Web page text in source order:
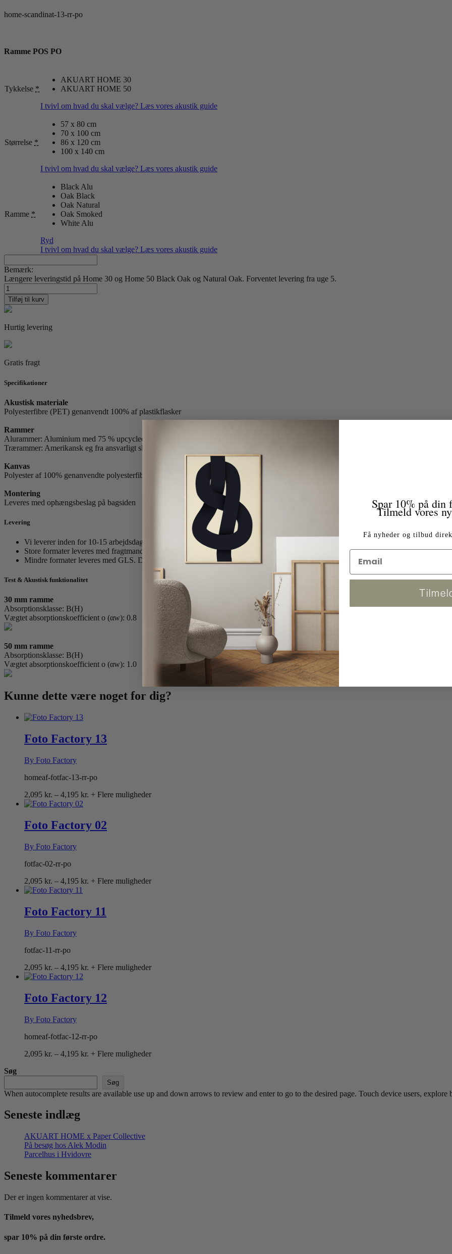
home-scandinat-13-rr-po
Ramme POS PO
Tykkelse *
AKUART HOME 30
AKUART HOME 50
I tvivl om hvad du skal vælge? Læs vores akustik guide
Størrelse *
57 x 80 cm
70 x 100 cm
86 x 120 cm
100 x 140 cm
I tvivl om hvad du skal vælge? Læs vores akustik guide
Ramme *
Black Alu
Oak Black
Oak Natural
Oak Smoked
White Alu
Ryd
I tvivl om hvad du skal vælge? Læs vores akustik guide
Bemærk:
Længere leveringstid på Home 30 og Home 50 Black Oak og Natural Oak. Forventet levering fra uge 5.
Scandinavian
Nature
13
antal
Tilføj til kurv
Hurtig levering
Gratis fragt
Specifikationer
Akustisk materiale
Polyesterfibre (PET) genanvendt 100% af plastikflasker
Rammer
Alurammer: Aluminium med 75 % upcycled aluminiumsskrot
Trærammer: Amerikansk eg fra ansvarligt skovbrug.
Kanvas
Polyester af 100% genanvendte polyesterfibre.
Montering
Leveres med ophængsbeslag på bagsiden
Levering
Vi leverer inden for 10-15 arbejdsdage.
Store formater leveres med fragtmand. (Fra 86x120 cm)
Mindre formater leveres med GLS. Du modtager et tracking nr og kan følge pakken. (Fra 86x120 cm og ned)
Test & Akustisk funktionalitet
30 mm ramme
Absorptionsklasse: B(H)
Vægtet absorptionskoefficient o (αw): 0.8
50 mm ramme
Absorptionsklasse: B(H)
Vægtet absorptionskoefficient o (αw): 1.0
Kunne dette være noget for dig?
Foto Factory 13
By Foto Factory
homeaf-fotfac-13-rr-po
2,095 kr. – 4,195 kr. Prisinterval:
4,195 kr.
+ Flere muligheder
Foto Factory 02
By Foto Factory
fotfac-02-rr-po
2,095 kr. – 4,195 kr. Prisinterval:
4,195 kr.
+ Flere muligheder
Foto Factory 11
By Foto Factory
fotfac-11-rr-po
2,095 kr. – 4,195 kr. Prisinterval:
4,195 kr.
+ Flere muligheder
Foto Factory 12
By Foto Factory
homeaf-fotfac-12-rr-po
2,095 kr. – 4,195 kr. Prisinterval:
4,195 kr.
+ Flere muligheder
Søg
Søg
When autocomplete results are available use up and down arrows to review and enter to go to the desired page. Touch device users,
Seneste indlæg
AKUART HOME x Paper Collective
På besøg hos Alek Modin
Parcelhus i Hvidovre
Seneste kommentarer
Der er ingen kommentarer at vise.
Tilmeld vores nyhedsbrev,
spar 10% på din første ordre.
Spar 10% på din
Tilmeld vores
Få nyheder og tilbud